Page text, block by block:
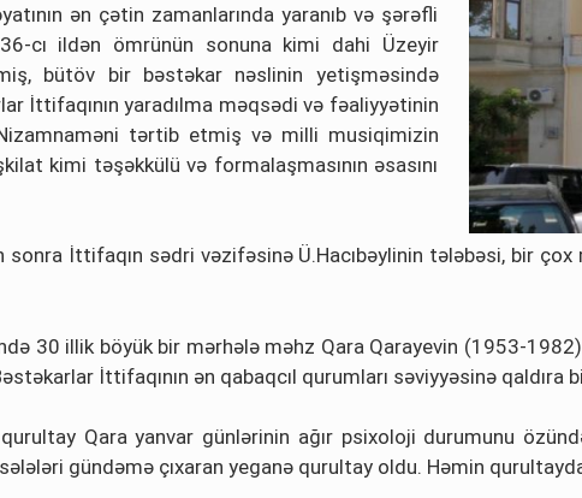
ən çətin zamanlarında yaranıb və şərəfli
cı ildən ömrünün sonuna kimi dahi Üzeyir
bütöv bir bəstəkar nəslinin yetişməsində
İttifaqının yaradılma məqsədi və fəaliyyətinin
tərtib etmiş və milli musiqimizin
kimi təşəkkülü və formalaşmasının əsasını
İttifaqın sədri vəzifəsinə Ü.Hacıbəylinin tələbəsi, bir çox
30 illik böyük bir mərhələ məhz Qara Qarayevin (1953-
İttifaqının ən qabaqcıl qurumları səviyyəsinə qaldıra
Qara yanvar günlərinin ağır psixoloji durumunu
gündəmə çıxaran yeganə qurultay oldu. Həmin